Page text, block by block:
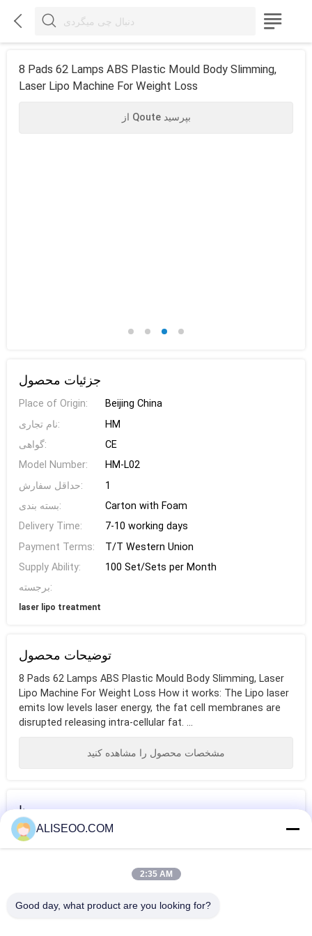
  
8 Pads 62 Lamps ABS Plastic Mould Body Slimming,
Laser Lipo Machine For Weight Loss
از Qoute بپرسید
جزئیات محصول
Place of Origin:
Beijing China
نام تجاری:
HM
گواهی:
CE
Model Number:
HM-L02
حداقل سفارش:
1
بسته بندی:
Carton with Foam
Delivery Time:
7-10 working days
Payment Terms:
T/T Western Union
Supply Ability:
100 Set/Sets per Month
برجسته:
laser lipo treatment
توضیحات محصول
8 Pads 62 Lamps ABS Plastic Mould Body Slimming, Laser
Lipo Machine For Weight Loss How it works: The Lipo laser
emits low levels laser energy, the fat cell membranes are
disrupted releasing intra-cellular fat. ...
مشخصات محصول را مشاهده کنید
برچسب ها
کاهش وزن، برنامه
سریع، رژیم کاهش
laser lipo
treatment
weight loss
ALISEOO.COM
2:35 AM
Good day, what product are you looking for?